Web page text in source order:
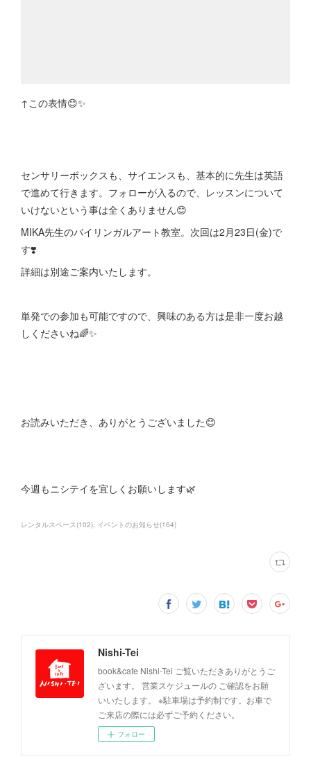
↑この表情😊✨
センサリーボックスも、サイエンスも、基本的に先生は英語
で進めて行きます。フォローが入るので、レッスンについて
いけないという事は全くありません😊
MIKA先生のバイリンガルアート教室。次回は2月23日(金)で
す❣️
詳細は別途ご案内いたします。
単発での参加も可能ですので、興味のある方は是非一度お越
しくださいね🌈✨
お読みいただき、ありがとうございました😊
今週もニシテイを宜しくお願いします🌿
レンタルスペース(102) イベントのお知らせ(164)
Nishi-Tei
book&cafe Nishi-Tei ご覧いただきありがとうご
ざいます。 営業スケジュールの ご確認をお願
いいたします。 ※駐車場は予約制です。お車で
ご来店の際には必ずご予約ください。
フォロー